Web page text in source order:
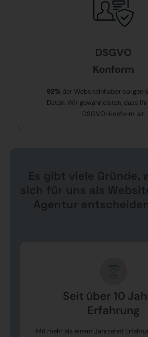
DSGVO
Konform
92% der Websiteinhaber sorgen
Daten. Wir gewährleisten, dass
DSGVO-konform ist.
Es gibt viele Gründe,
sich für uns als
Agentur
Seit über 10
Erfahrung
Mit mehr als einem Jahrzehnt